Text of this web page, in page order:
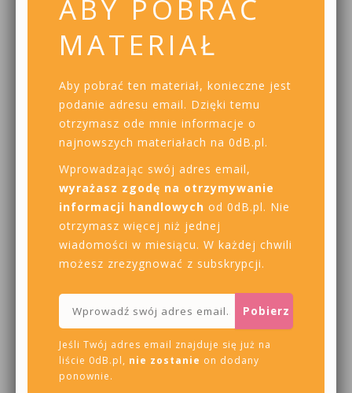
ABY POBRAĆ
MATERIAŁ
Aby pobrać ten materiał, konieczne jest
podanie adresu email. Dzięki temu
otrzymasz ode mnie informacje o
najnowszych materiałach na 0dB.pl.
Wprowadzając swój adres email,
wyrażasz zgodę na otrzymywanie
informacji handlowych od 0dB.pl. Nie
otrzymasz więcej niż jednej
wiadomości w miesiącu. W każdej chwili
możesz zrezygnować z subskrypcji.
Jeśli Twój adres email znajduje się już na
liście 0dB.pl, nie zostanie on dodany
ponownie.